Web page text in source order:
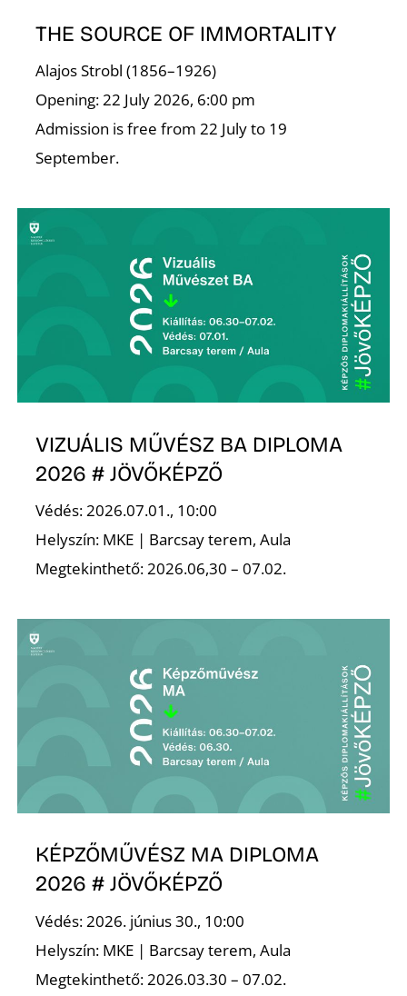
THE SOURCE OF IMMORTALITY
Alajos Strobl (1856–1926)
Opening: 22 July 2026, 6:00 pm
Admission is free from 22 July to 19
September.
VIZUÁLIS MŰVÉSZ BA DIPLOMA
2026 # JÖVŐKÉPZŐ
Védés: 2026.07.01., 10:00
Helyszín: MKE | Barcsay terem, Aula
Megtekinthető: 2026.06,30 – 07.02.
KÉPZŐMŰVÉSZ MA DIPLOMA
2026 # JÖVŐKÉPZŐ
Védés: 2026. június 30., 10:00
Helyszín: MKE | Barcsay terem, Aula
Megtekinthető: 2026.03.30 – 07.02.